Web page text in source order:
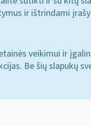
ir ištrindami
veikimui ir
Be šių slapukų